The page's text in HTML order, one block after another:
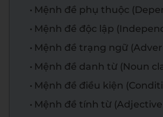
Mệnh đề phụ thuộc
Mệnh đề độc lập
Mệnh đề trạng ngữ
Mệnh đề danh từ (Noun
Mệnh đề điều kiện
Mệnh đề tính từ (Adjective